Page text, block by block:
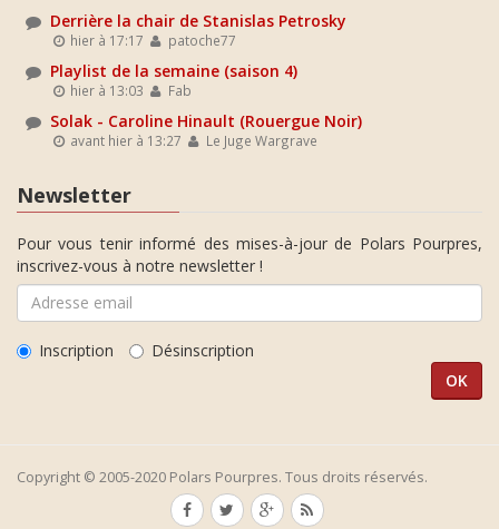
Derrière la chair de Stanislas Petrosky
hier à 17:17 patoche77
Playlist de la semaine (saison 4)
hier à 13:03 Fab
Solak - Caroline Hinault (Rouergue Noir)
avant hier à 13:27 Le Juge Wargrave
Newsletter
Pour vous tenir informé des mises-à-jour de Polars Pourpres,
inscrivez-vous à notre newsletter !
Inscription Désinscription
Copyright © 2005-2020 Polars Pourpres. Tous droits réservés.